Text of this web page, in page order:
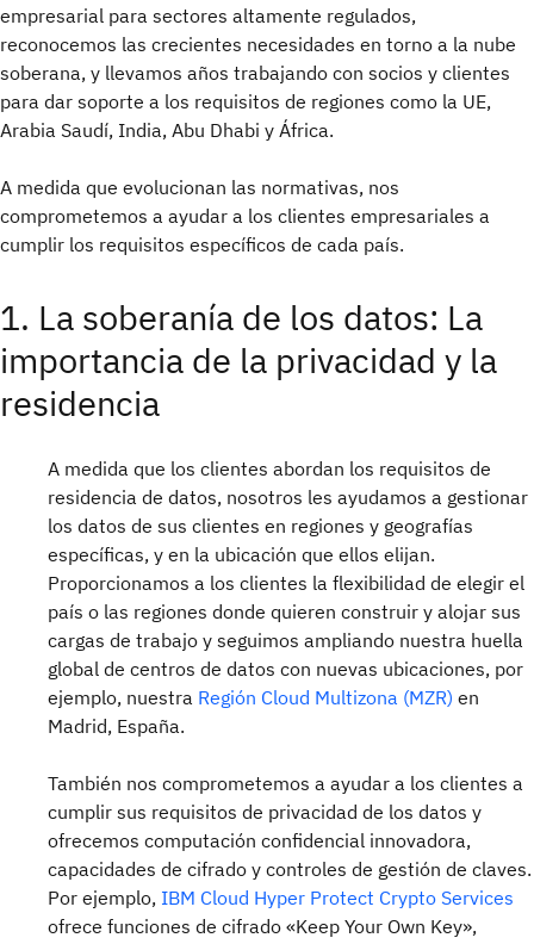
empresarial para sectores altamente regulados,
reconocemos las crecientes necesidades en torno a la nube
soberana, y llevamos años trabajando con socios y clientes
para dar soporte a los requisitos de regiones como la UE,
Arabia Saudí, India, Abu Dhabi y África.
A medida que evolucionan las normativas, nos
comprometemos a ayudar a los clientes empresariales a
cumplir los requisitos específicos de cada país.
1. La soberanía de los datos: La
importancia de la privacidad y la
residencia
A medida que los clientes abordan los requisitos de
residencia de datos, nosotros les ayudamos a gestionar
los datos de sus clientes en regiones y geografías
específicas, y en la ubicación que ellos elijan.
Proporcionamos a los clientes la flexibilidad de elegir el
país o las regiones donde quieren construir y alojar sus
cargas de trabajo y seguimos ampliando nuestra huella
global de centros de datos con nuevas ubicaciones, por
ejemplo, nuestra Región Cloud Multizona (MZR) en
Madrid, España.
También nos comprometemos a ayudar a los clientes a
cumplir sus requisitos de privacidad de los datos y
ofrecemos computación confidencial innovadora,
capacidades de cifrado y controles de gestión de claves.
Por ejemplo, IBM Cloud Hyper Protect Crypto Services
ofrece funciones de cifrado «Keep Your Own Key»,